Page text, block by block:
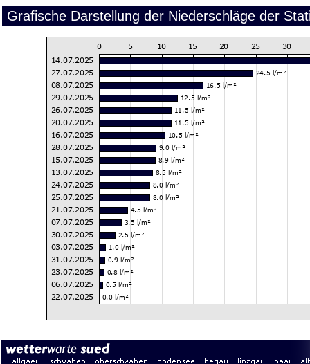
Grafische Darstellung der Niederschläge der